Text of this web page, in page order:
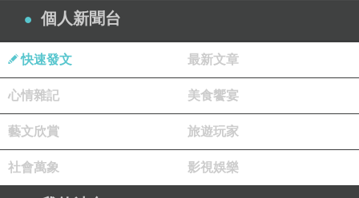
個人新聞台
快速發文 最新文章
心情雜記 美食饗宴
藝文欣賞 旅遊玩家
社會萬象 影視娛樂